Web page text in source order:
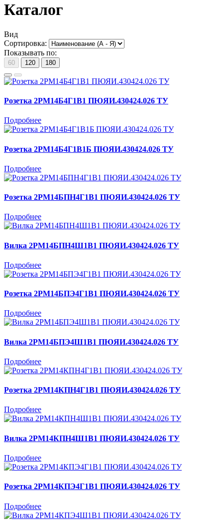
Каталог
Вид
Сортировка:
Показывать по:
60 120 180
Розетка 2РМ14Б4Г1В1 ПЮЯИ.430424.026 ТУ
Подробнее
Розетка 2РМ14Б4Г1В1Б ПЮЯИ.430424.026 ТУ
Подробнее
Розетка 2РМ14БПН4Г1В1 ПЮЯИ.430424.026 ТУ
Подробнее
Вилка 2РМ14БПН4Ш1В1 ПЮЯИ.430424.026 ТУ
Подробнее
Розетка 2РМ14БПЭ4Г1В1 ПЮЯИ.430424.026 ТУ
Подробнее
Вилка 2РМ14БПЭ4Ш1В1 ПЮЯИ.430424.026 ТУ
Подробнее
Розетка 2РМ14КПН4Г1В1 ПЮЯИ.430424.026 ТУ
Подробнее
Вилка 2РМ14КПН4Ш1В1 ПЮЯИ.430424.026 ТУ
Подробнее
Розетка 2РМ14КПЭ4Г1В1 ПЮЯИ.430424.026 ТУ
Подробнее